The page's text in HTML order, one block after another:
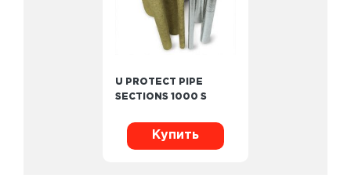
U PROTECT PIPE
SECTIONS 1000 S
Купить